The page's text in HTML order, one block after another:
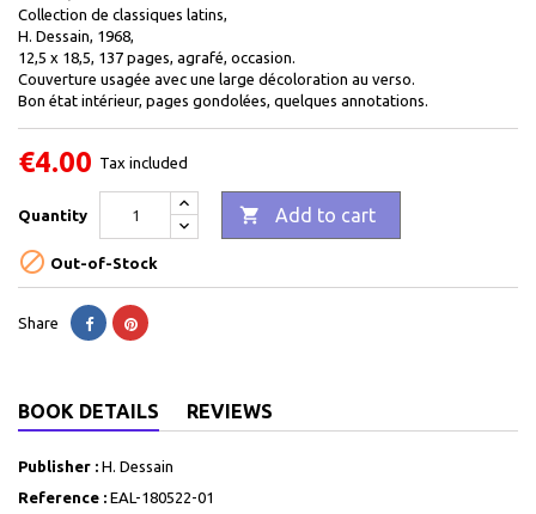
Collection de classiques latins,
H. Dessain, 1968,
12,5 x 18,5, 137 pages, agrafé, occasion.
Couverture usagée avec une large décoloration au verso.
Bon état intérieur, pages gondolées, quelques annotations.
€4.00 Tax included
Quantity  Add to cart
 Out-of-Stock
Share
BOOK DETAILS REVIEWS
Publisher : H. Dessain
Reference : EAL-180522-01